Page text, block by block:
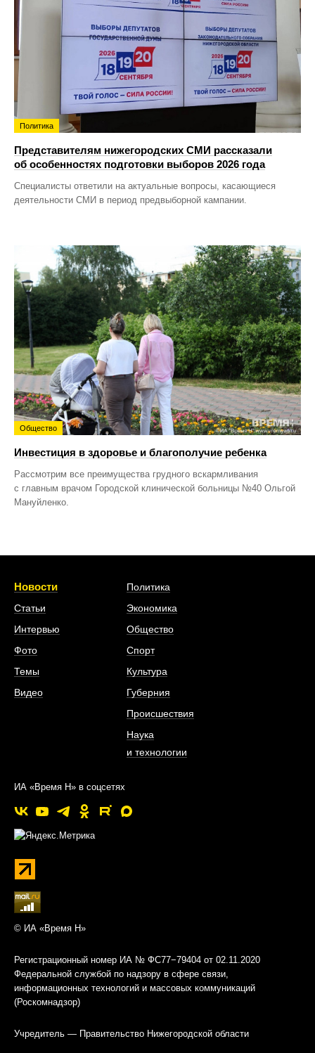
Политика
Представителям нижегородских СМИ рассказали
об особенностях подготовки выборов 2026 года
Специалисты ответили на актуальные вопросы, касающиеся
деятельности СМИ в период предвыборной кампании.
Общество
Инвестиция в здоровье и благополучие ребенка
Рассмотрим все преимущества грудного вскармливания
с главным врачом Городской клинической больницы №40 Ольгой
Мануйленко.
Новости
Статьи
Интервью
Фото
Темы
Видео
Политика
Экономика
Общество
Спорт
Культура
Губерния
Происшествия
Наука
и технологии
ИА «Время Н» в соцсетях
© ИА «Время Н»
Регистрационный номер ИА № ФС77−79404 от 02.11.2020
Федеральной службой по надзору в сфере связи,
информационных технологий и массовых коммуникаций
(Роскомнадзор)
Учредитель — Правительство Нижегородской области